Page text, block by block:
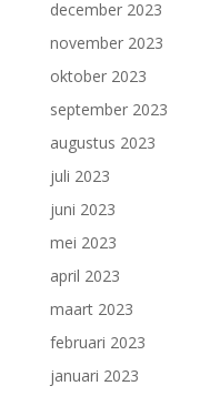
december 2023
november 2023
oktober 2023
september 2023
augustus 2023
juli 2023
juni 2023
mei 2023
april 2023
maart 2023
februari 2023
januari 2023